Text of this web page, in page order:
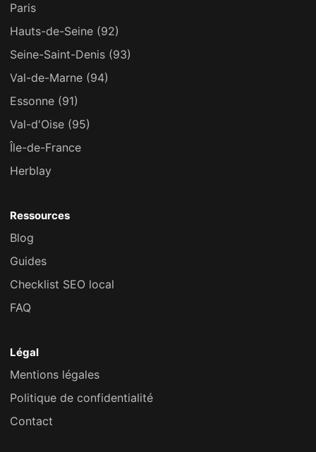
Paris
Hauts-de-Seine (92)
Seine-Saint-Denis (93)
Val-de-Marne (94)
Essonne (91)
Val-d'Oise (95)
Île-de-France
Herblay
Ressources
Blog
Guides
Checklist SEO local
FAQ
Légal
Mentions légales
Politique de confidentialité
Contact